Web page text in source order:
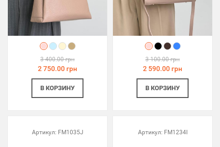
3 400.00 грн
2 750.00 грн
В КОРЗИНУ
3 100.00 грн
2 590.00 грн
В КОРЗИНУ
Артикул: FM1035J Артикул: FM1234I